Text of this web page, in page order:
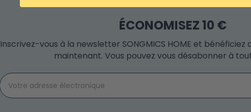
ÉCONOMISEZ 10 €
Inscrivez-vous à la newsletter SONGMICS HOME et bénéficiez
maintenant. Vous pouvez vous désabonner à
Email